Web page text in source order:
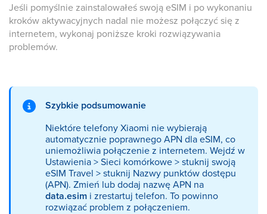
Jeśli pomyślnie zainstalowałeś swoją eSIM i po wykonaniu
kroków aktywacyjnych nadal nie możesz połączyć się z
internetem, wykonaj poniższe kroki rozwiązywania
problemów.
Szybkie podsumowanie
Niektóre telefony Xiaomi nie wybierają
automatycznie poprawnego APN dla eSIM, co
uniemożliwia połączenie z internetem. Wejdź w
Ustawienia > Sieci komórkowe > stuknij swoją
eSIM Travel > stuknij Nazwy punktów dostępu
(APN). Zmień lub dodaj nazwę APN na
data.esim i zrestartuj telefon. To powinno
rozwiązać problem z połączeniem.